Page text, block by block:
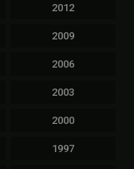
2012
2009
2006
2003
2000
1997